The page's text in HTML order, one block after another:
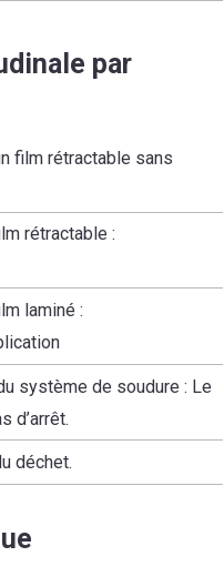
par
film rétractable sans
rétractable :
laminé :
système de soudure : Le
d’arrêt.
déchet.